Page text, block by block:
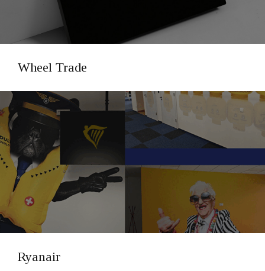
Wheel Trade
Ryanair